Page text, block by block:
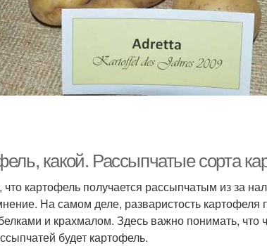
какой. Рассыпчатые сорта
картофель получается рассыпчатым из за
На самом деле, разваристость картофеля
и крахмалом. Здесь важно понимать, что
будет картофель.